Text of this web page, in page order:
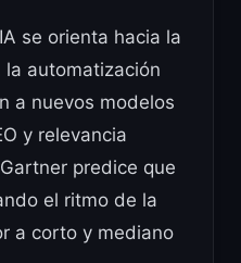
se orienta hacia la
la automatización
a nuevos modelos
y relevancia
predice que
el ritmo de la
a corto y mediano